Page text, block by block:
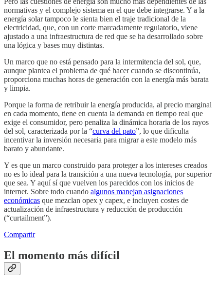
normativas y el complejo sistema en el que debe integrarse. Y a la
energía solar tampoco le sienta bien el traje tradicional de la
electricidad, que, con un corte marcadamente regulatorio, viene
ajustado a una infraestructura de red que se ha desarrollado sobre
una lógica y bases muy distintas.
Un marco que no está pensado para la intermitencia del sol, que,
aunque plantea el problema de qué hacer cuando se discontinúa,
proporciona muchas horas de generación con la energía más barata
y limpia.
Porque la forma de retribuir la energía producida, al precio marginal
en cada momento, tiene en cuenta la demanda en tiempo real que
exige el consumidor, pero penaliza la dinámica horaria de los rayos
del sol, caracterizada por la “curva del pato”, lo que dificulta
incentivar la inversión necesaria para migrar a este modelo más
barato y abundante.
Y es que un marco construido para proteger a los intereses creados
no es lo ideal para la transición a una nueva tecnología, por superior
que sea. Y aquí sí que vuelven los parecidos con los inicios de
internet. Sobre todo cuando algunos manejan asignaciones
económicas que mezclan opex y capex, e incluyen costes de
actualización de infraestructura y reducción de producción
(“curtailment”).
Compartir
El momento más difícil